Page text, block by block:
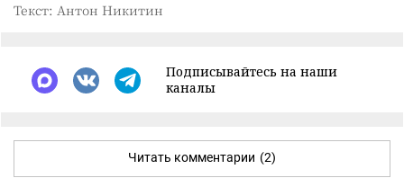
Текст: Антон Никитин
Подписывайтесь на наши
каналы
Читать комментарии (2)